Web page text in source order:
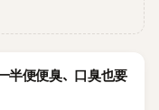
半便便臭、口臭也要